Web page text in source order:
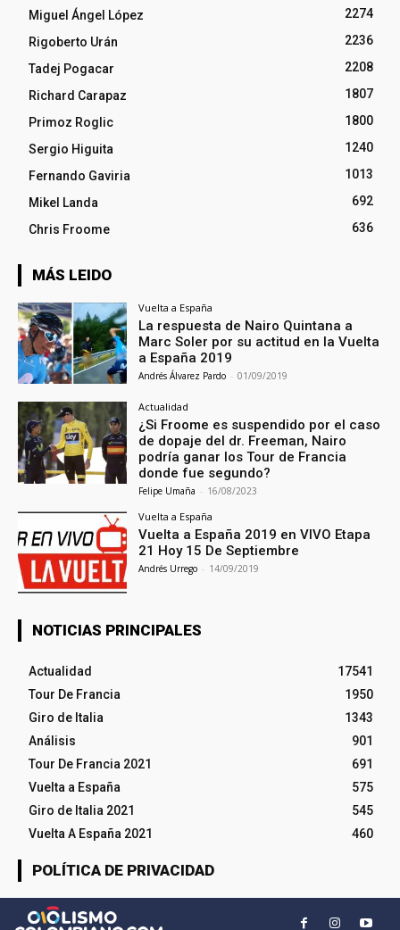
Miguel Ángel López
2274
Rigoberto Urán
2236
Tadej Pogacar
2208
Richard Carapaz
1807
Primoz Roglic
1800
Sergio Higuita
1240
Fernando Gaviria
1013
Mikel Landa
692
Chris Froome
636
MÁS LEIDO
Vuelta a España
La respuesta de Nairo Quintana a
Marc Soler por su actitud en la Vuelta
a España 2019
Andrés Álvarez Pardo - 01/09/2019
Actualidad
¿Si Froome es suspendido por el caso
de dopaje del dr. Freeman, Nairo
podría ganar los Tour de Francia
donde fue segundo?
Felipe Umaña - 16/08/2023
Vuelta a España
Vuelta a España 2019 en VIVO Etapa
21 Hoy 15 De Septiembre
Andrés Urrego - 14/09/2019
NOTICIAS PRINCIPALES
Actualidad
17541
Tour De Francia
1950
Giro de Italia
1343
Análisis
901
Tour De Francia 2021
691
Vuelta a España
575
Giro de Italia 2021
545
Vuelta A España 2021
460
POLÍTICA DE PRIVACIDAD